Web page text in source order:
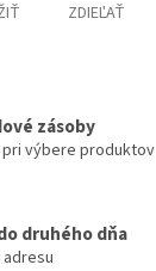
ZDIEĽAŤ
zásoby
výbere produktov
druhého dňa